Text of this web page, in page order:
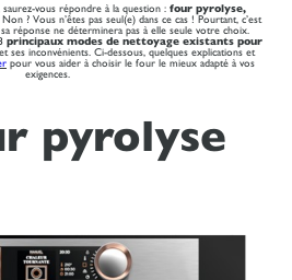
saurez-vous répondre à la question : four pyrolyse,
? Vous n’êtes pas seul(e) dans ce cas ! Pourtant, c’est
réponse ne déterminera pas à elle seule votre choix.
principaux modes de nettoyage existants pour
ses inconvénients. Ci-dessous, quelques explications et
pour vous aider à choisir le four le mieux adapté à vos
exigences.
pyrolyse